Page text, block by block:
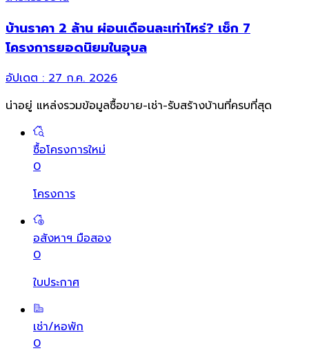
บ้านราคา 2 ล้าน ผ่อนเดือนละเท่าไหร่? เช็ก 7
โครงการยอดนิยมในอุบล
อัปเดต :27 ก.ค. 2026
น่าอยู่ แหล่งรวมข้อมูลซื้อขาย-เช่า-รับสร้างบ้านที่ครบที่สุด
ซื้อโครงการใหม่
0
โครงการ
อสังหาฯ มือสอง
0
ใบประกาศ
เช่า/หอพัก
0